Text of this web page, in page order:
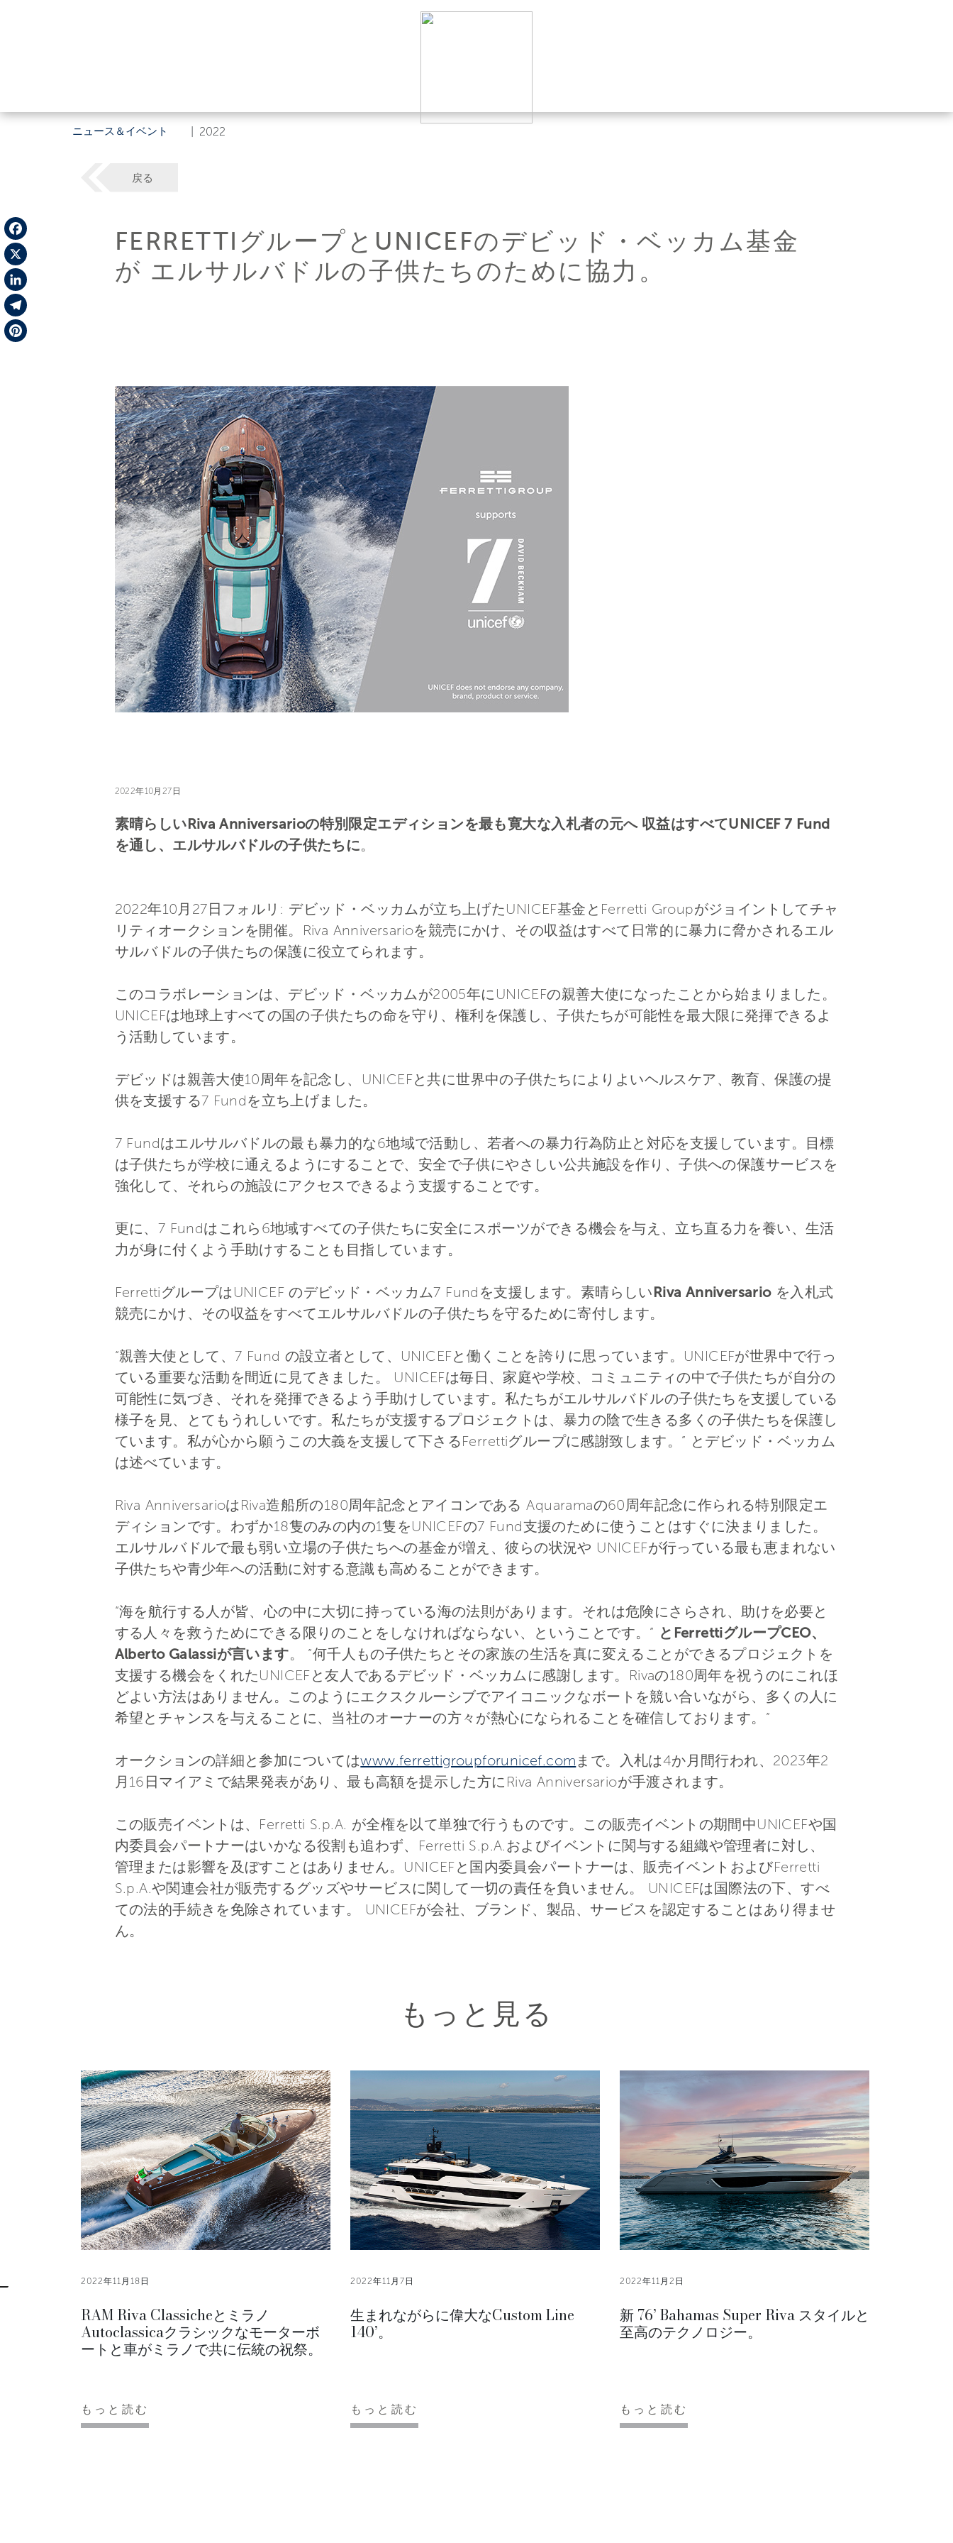
ニュース＆イベント 2022
Facebook
X
LinkedIn
Telegram
戻る
FERRETTIグループとUNICEFのデビッド・ベッカム基金
が エルサルバドルの子供たちのために協力 。
2022年10月27日
素晴らしいRiva Anniversarioの特別限定エディションを最も寛大な入札者の元へ 収益はすべてUNICEF 7 Fund
を通し、エルサルバドルの子供たちに。
2022年10月27日フォルリ: デビッド・ベッカムが立ち上げたUNICEF基金とFerretti Groupがジョイントしてチャ
リティオークションを開催。Riva Anniversarioを競売にかけ、その収益はすべて日常的に暴力に脅かされるエル
サルバドルの子供たちの保護に役立てられます。
このコラボレーションは、デビッド・ベッカムが2005年にUNICEFの親善大使になったことから始まりました。
UNICEFは地球上すべての国の子供たちの命を守り、権利を保護し、子供たちが可能性を最大限に発揮できるよ
う活動しています。
デビッドは親善大使10周年を記念し、UNICEFと共に世界中の子供たちによりよいヘルスケア、教育、保護の提
供を支援する7 Fundを立ち上げました。
7 Fundはエルサルバドルの最も暴力的な6地域で活動し、若者への暴力行為防止と対応を支援しています。目標
は子供たちが学校に通えるようにすることで、安全で子供にやさしい公共施設を作り、子供への保護サービスを
強化して、それらの施設にアクセスできるよう支援することです。
更に、7 Fundはこれら6地域すべての子供たちに安全にスポーツができる機会を与え、立ち直る力を養い、生活
力が身に付くよう手助けすることも目指しています。
FerrettiグループはUNICEF のデビッド・ベッカム7 Fundを支援します。素晴らしいRiva Anniversarioを入札式
競売にかけ、その収益をすべてエルサルバドルの子供たちを守るために寄付します。
“親善大使として、7 Fund の設立者として、UNICEFと働くことを誇りに思っています。UNICEFが世界中で行っ
ている重要な活動を間近に見てきました。 UNICEFは毎日、家庭や学校、コミュニティの中で子供たちが自分の
可能性に気づき、それを発揮できるよう手助けしています。私たちがエルサルバドルの子供たちを支援している
様子を見、とてもうれしいです。私たちが支援するプロジェクトは、暴力の陰で生きる多くの子供たちを保護し
ています。私が心から願うこの大義を支援して下さるFerrettiグループに感謝致します。” とデビッド・ベッカム
は述べています。
Riva AnniversarioはRiva造船所の180周年記念とアイコンである Aquaramaの60周年記念に作られる特別限定エ
ディションです。わずか18隻のみの内の1隻をUNICEFの7 Fund支援のために使うことはすぐに決まりました。
エルサルバドルで最も弱い立場の子供たちへの基金が増え、彼らの状況や UNICEFが行っている最も恵まれない
子供たちや青少年への活動に対する意識も高めることができます。
“海を航行する人が皆、心の中に大切に持っている海の法則があります。それは危険にさらされ、助けを必要と
する人々を救うためにできる限りのことをしなければならない、ということです。” とFerrettiグループCEO、
Alberto Galassiが言います。 ”何千人もの子供たちとその家族の生活を真に変えることができるプロジェクトを
支援する機会をくれたUNICEFと友人であるデビッド・ベッカムに感謝します。Rivaの180周年を祝うのにこれほ
どよい方法はありません。このようにエクスクルーシブでアイコニックなボートを競い合いながら、多くの人に
希望とチャンスを与えることに、当社のオーナーの方々が熱心になられることを確信しております。”
オークションの詳細と参加についてはwww.ferrettigroupforunicef.com まで。入札は4か月間行われ、2023年2
月16日マイアミで結果発表があり、最も高額を提示した方にRiva Anniversarioが手渡されます。
この販売イベントは、Ferretti S.p.A. が全権を以て単独で行うものです。この販売イベントの期間中UNICEFや国
内委員会パートナーはいかなる役割も追わず、Ferretti S.p.A.およびイベントに関与する組織や管理者に対し、
管理または影響を及ぼすことはありません。UNICEFと国内委員会パートナーは、販売イベントおよびFerretti
S.p.A.や関連会社が販売するグッズやサービスに関して一切の責任を負いません。 UNICEFは国際法の下、すべ
ての法的手続きを免除されています。 UNICEFが会社、ブランド、製品、サービスを認定することはあり得ませ
ん。
もっと見る
2022年11月18日
RAM Riva Classicheとミラノ
Autoclassicaクラシックなモーターボ
ートと車がミラノで共に伝統の祝祭。
もっと読む
2022年11月7日
生まれながらに偉大なCustom Line
140’。
もっと読む
2022年11月2日
新 76’ Bahamas Super Riva スタイルと
至高のテクノロジー。
もっと読む